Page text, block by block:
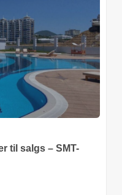
til salgs – SMT-